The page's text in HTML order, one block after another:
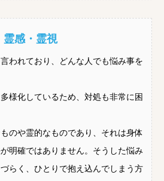
霊感・霊視
われており、どんな人でも悩み事を
様化しているため、対処も非常に困
のや霊的なものであり、それは身体
明確ではありません。そうした悩み
らく、ひとりで抱え込んでしまう方